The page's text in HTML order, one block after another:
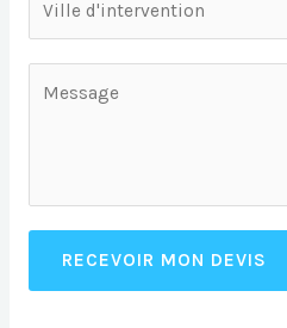
RECEVOIR MON DEVIS